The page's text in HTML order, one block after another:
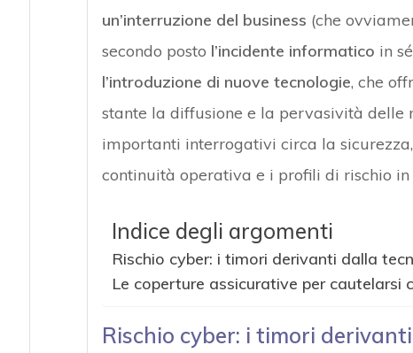
un’interruzione del business (che
secondo posto l’incidente informatico in
l’introduzione di nuove tecnologie, che
stante la diffusione e la pervasività delle
importanti interrogativi circa la
continuità operativa e i profili di rischio
Indice degli argomenti
Rischio cyber: i timori derivanti dalla
Le coperture assicurative per cautelarsi
Rischio cyber: i timori